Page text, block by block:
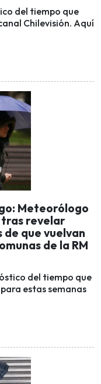
del tiempo que
Chilevisión. Aquí
Meteorólogo
tras revelar
de que vuelvan
de la RM
del tiempo que
estas semanas